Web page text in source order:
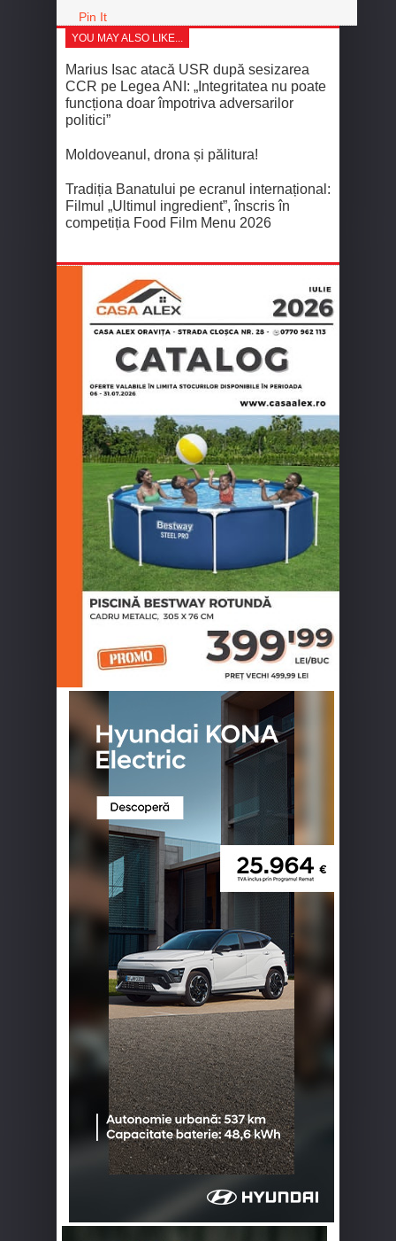
Pin It
YOU MAY ALSO LIKE...
Marius Isac atacă USR după sesizarea
CCR pe Legea ANI: „Integritatea nu poate
funcționa doar împotriva adversarilor
politici”
Moldoveanul, drona și pălitura!
Tradiția Banatului pe ecranul internațional:
Filmul „Ultimul ingredient”, înscris în
competiția Food Film Menu 2026